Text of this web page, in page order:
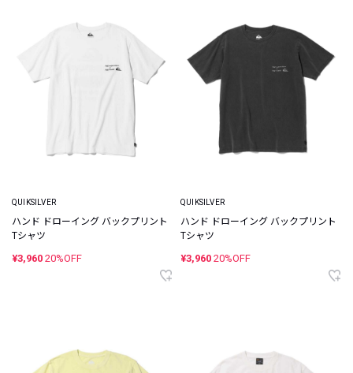
QUIKSILVER
ハンド ドローイング バックプリント
Tシャツ
¥3,960 20%OFF
QUIKSILVER
ハンド ドローイング バックプリント
Tシャツ
¥3,960 20%OFF